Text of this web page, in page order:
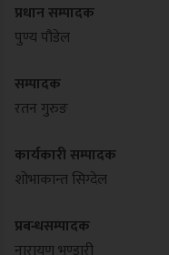
प्रधान सम्पादक
पुण्य पौडेल
सम्पादक
रतन गुरुङ
कार्यकारी सम्पादक
शोभाकान्त सिग्देल
प्रबन्धसम्पादक